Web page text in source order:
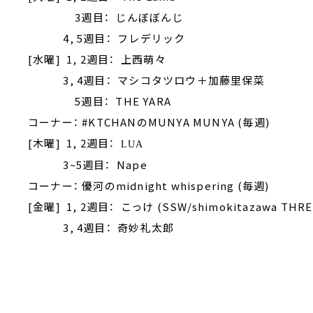
3週目： じんぼぼんじ
4, 5週目： フレデリック
[水曜] 1, 2週目： 上西萌々
3, 4週目： マシコタツロウ＋加藤里保菜
5週目： THE YARA
コーナー： #KTCHANのMUNYA MUNYA (毎週)
[木曜] 1, 2週目：
LUA
3~5週目： Nape
コーナー： 優河のmidnight whispering (毎週)
[金曜] 1, 2週目： こっけ (SSW/shimokitazawa
3, 4週目： 奇妙礼太郎